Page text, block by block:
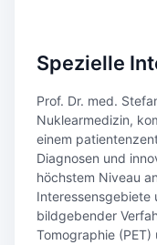
Spezielle
Prof. Dr. med.
Nuklearmedizin,
einem
Diagnosen und
höchstem Niveau
Interessensgebiete
bildgebender
Tomographie